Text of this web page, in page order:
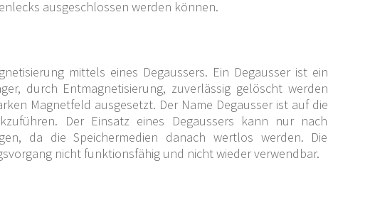
ausgeschlossen werden können.
mittels eines Degaussers. Ein Degausser ist ein
durch Entmagnetisierung, zuverlässig gelöscht werden
Magnetfeld ausgesetzt. Der Name Degausser ist auf die
Der Einsatz eines Degaussers kann nur nach
da die Speichermedien danach wertlos werden. Die
nicht funktionsfähig und nicht wieder verwendbar.